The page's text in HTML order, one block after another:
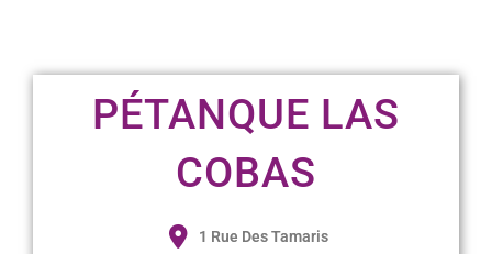
PÉTANQUE LAS
COBAS
1 Rue Des Tamaris